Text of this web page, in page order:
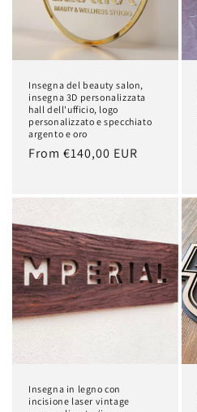
Insegna del beauty salon,
insegna 3D personalizzata
hall dell'ufficio, logo
personalizzato e specchiato
argento e oro
Regular
From €140,00 EUR
Insegna in legno con
incisione laser vintage